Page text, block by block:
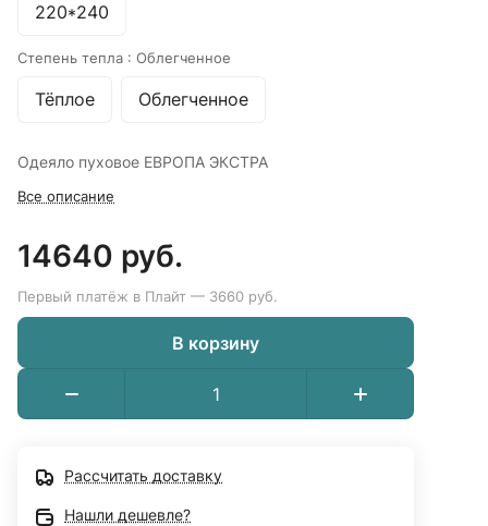
220*240
Степень тепла : Облегченное
Тёплое Облегченное
Одеяло пуховое ЕВРОПА ЭКСТРА
Все описание
14640 руб.
Первый платёж в Плайт — 3660 руб.
В корзину
Рассчитать доставку
Нашли дешевле?